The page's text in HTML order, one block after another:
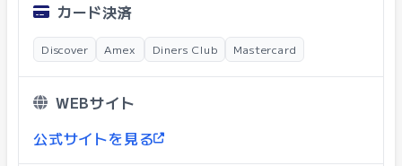
カード決済
Discover Amex Diners Club Mastercard
WEBサイト
公式サイトを見る